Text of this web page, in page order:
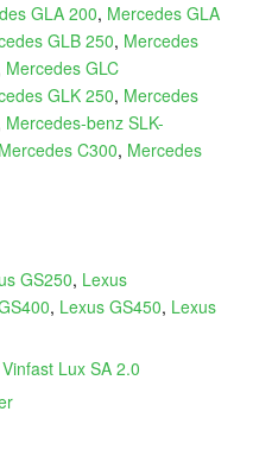
GLA 200, Mercedes GLA
GLB 250, Mercedes
Mercedes GLC
GLK 250, Mercedes
Mercedes-benz SLK-
Mercedes C300, Mercedes
GS250, Lexus
, Lexus GS450, Lexus
Vinfast Lux SA 2.0